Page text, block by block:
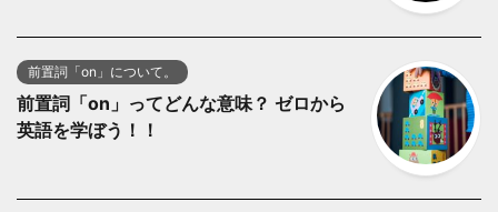
前置詞「on」について。
前置詞「on」ってどんな意味？ ゼロから
英語を学ぼう！！